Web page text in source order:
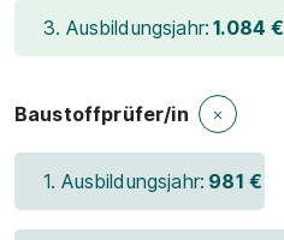
3. Ausbildungsjahr: 1.084 €
Baustoffprüfer/in
1. Ausbildungsjahr: 981 €